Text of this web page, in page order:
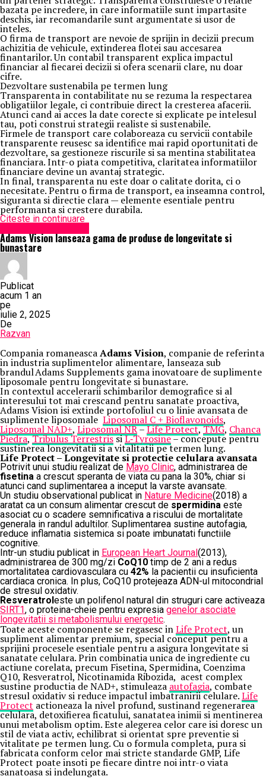
bazata pe incredere, in care informatiile sunt impartasite
deschis, iar recomandarile sunt argumentate si usor de
inteles.
O firma de transport are nevoie de sprijin in decizii precum
achizitia de vehicule, extinderea flotei sau accesarea
finantarilor. Un contabil transparent explica impactul
financiar al fiecarei decizii si ofera scenarii clare, nu doar
cifre.
Dezvoltare sustenabila pe termen lung
Transparenta in contabilitate nu se rezuma la respectarea
obligatiilor legale, ci contribuie direct la cresterea afacerii.
Atunci cand ai acces la date corecte si explicate pe intelesul
tau, poti construi strategii realiste si sustenabile.
Firmele de transport care colaboreaza cu servicii contabile
transparente reusesc sa identifice mai rapid oportunitati de
dezvoltare, sa gestioneze riscurile si sa mentina stabilitatea
financiara. Intr-o piata competitiva, claritatea informatiilor
financiare devine un avantaj strategic.
In final, transparenta nu este doar o calitate dorita, ci o
necesitate. Pentru o firma de transport, ea inseamna control,
siguranta si directie clara — elemente esentiale pentru
performanta si crestere durabila.
Citeste in continuare
Adams Vision lanseaza gama de produse de longevitate si
bunastare
Publicat
acum 1 an
pe
iulie 2, 2025
De
Razvan
Compania romaneascaAdams Vision, companie de referinta
in industria suplimentelor alimentare, lanseaza sub
brandul Adams Supplements gama inovatoare de suplimente
liposomale pentru longevitate si bunastare.
In contextul accelerarii schimbarilor demografice si al
interesului tot mai crescand pentru sanatate proactiva,
Adams Vision isi extinde portofoliul cu o linie avansata de
suplimente liposomale Liposomal C + Bioflavonoids,
Liposomal NAD+, Liposomal NR–Life Protect,TMG, Chanca
Piedra,Tribulus TerrestrissiL‑Tyrosine– concepute pentru
sustinerea longevitatii si a vitalitatii pe termen lung.
Life Protect – Longevitate si protectie celulara avansata
Potrivit unui studiu realizat de Mayo Clinic, administrarea de
fisetina a crescut speranta de viata cu pana la 30%, chiar si
atunci cand suplimentarea a inceput la varste avansate.
Un studiu observational publicat in Nature Medicine(2018) a
aratat ca un consum alimentar crescut de spermidina este
asociat cu o scadere semnificativa a riscului de mortalitate
generala in randul adultilor. Suplimentarea sustine autofagia,
reduce inflamatia sistemica si poate imbunatati functiile
cognitive.
Intr-un studiu publicat in European Heart Journal(2013),
administrarea de 300 mg/zi CoQ10 timp de 2 ani a redus
mortalitatea cardiovasculara cu 42% la pacientii cu insuficienta
cardiaca cronica. In plus, CoQ10 protejeaza ADN-ul mitocondrial
de stresul oxidativ.
Resveratroleste un polifenol natural din struguri care activeaza
SIRT1, o proteina-cheie pentru expresia genelor asociate
longevitatii si metabolismului energetic.
Toate aceste componente se regasesc inLife Protect, un
supliment alimentar premium, special conceput pentru a
sprijini procesele esentiale pentru a asigura longevitate si
sanatate celulara. Prin combinatia unica de ingrediente cu
actiune corelata, precum Fisetina, Spermidina, Coenzima
Q10, Resveratrol, Nicotinamida Ribozida, acest complex
sustine productia de NAD+, stimuleaza autofagia, combate
stresul oxidativ si reduce impactul imbatranirii celulare.Life
Protect actioneaza la nivel profund, sustinand regenerarea
celulara, detoxifierea ficatului, sanatatea inimii si mentinerea
unui metabolism optim. Este alegerea celor care isi doresc un
stil de viata activ, echilibrat si orientat spre preventie si
vitalitate pe termen lung. Cu o formula completa, pura si
fabricata conform celor mai stricte standarde GMP, Life
Protect poate insoti pe fiecare dintre noi intr-o viata
sanatoasa si indelungata.